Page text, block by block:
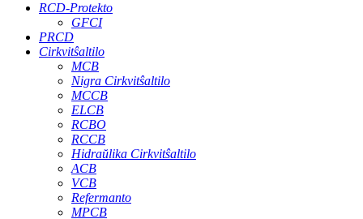
RCD-Protekto
GFCI
PRCD
Cirkvitŝaltilo
MCB
Nigra Cirkvitŝaltilo
MCCB
ELCB
RCBO
RCCB
Hidraŭlika Cirkvitŝaltilo
ACB
VCB
Refermanto
MPCB